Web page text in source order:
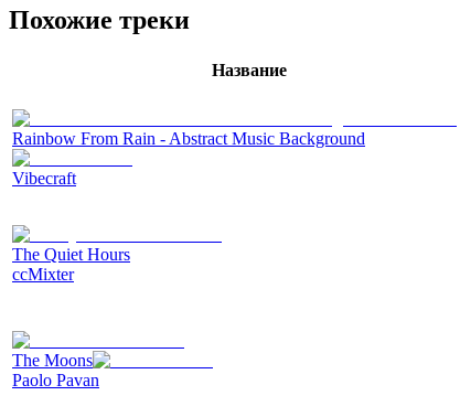
Похожие треки
Название
Rainbow From Rain - Abstract Music Background
Vibecraft
The Quiet Hours
ccMixter
The Moons
Paolo Pavan